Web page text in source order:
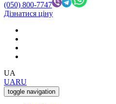
(050) 800-7747
Дізнатися ціну
UA
UARU
toggle navigation